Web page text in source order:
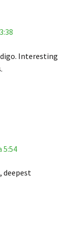
Interesting
5:54
deepest